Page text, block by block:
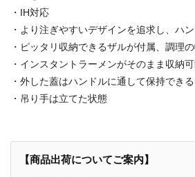
・IH対応
・より注ぎやすいデザインを追求し、ハ
・ピッタリ収納できるザルが付属、調理
・インスタントラーメンがそのまま収納
・外した蓋はハンドルに通して保持でき
・吊り手は立てた状態
【商品出荷についてご案内】